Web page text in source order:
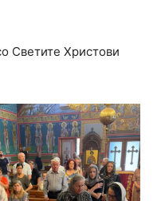
Светите Христови